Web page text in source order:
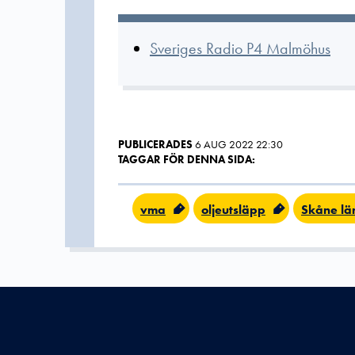
Sveriges Radio P4 Malmöhus
PUBLICERADES6 AUG 2022 22:30
TAGGAR FÖR DENNA SIDA:
vma oljeutsläpp Skåne